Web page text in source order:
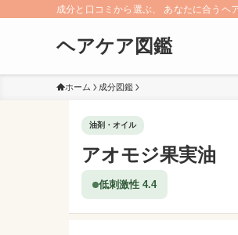
成分と口コミから選ぶ、 あなたに合うヘ
ヘアケア図鑑
ホーム 成分図鑑
油剤・オイル
アオモジ果実油
低刺激性 4.4